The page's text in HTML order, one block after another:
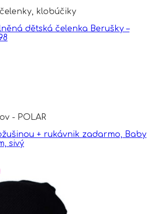
klobúčiky
dětská čelenka Berušky –
- POLAR
+ rukávnik zadarmo, Baby
sivý